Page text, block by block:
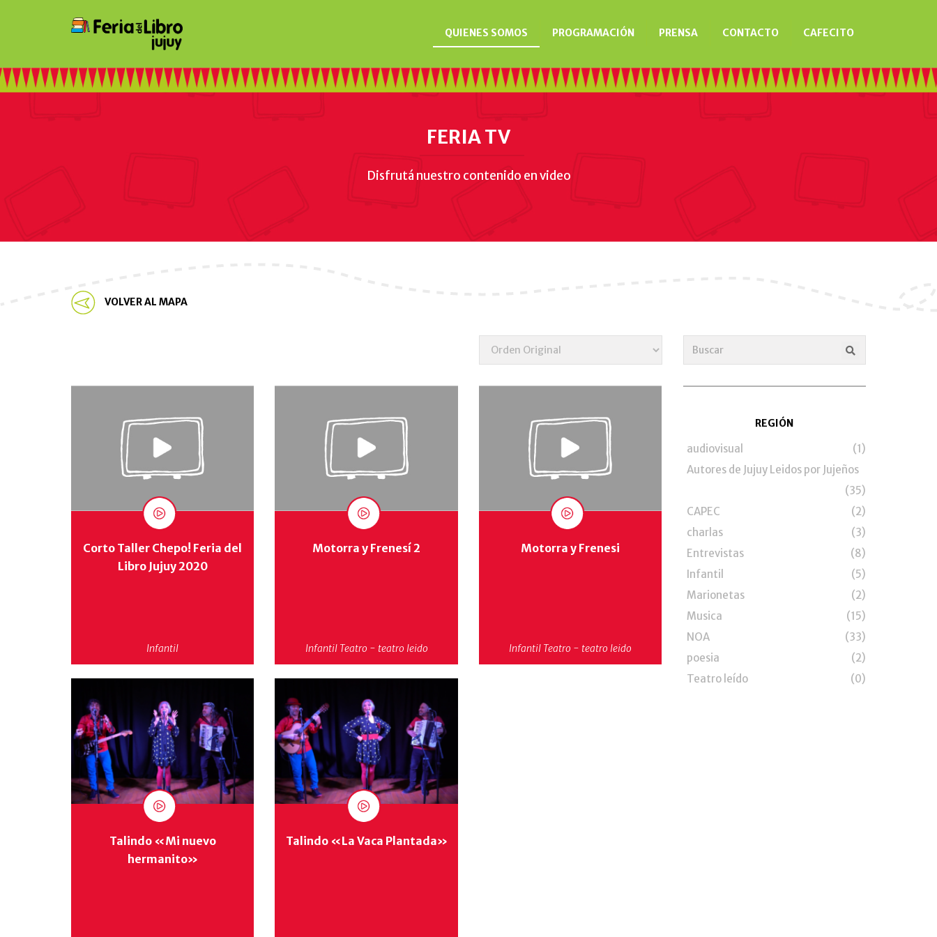
QUIENES SOMOS PROGRAMACIÓN PRENSA CONTACTO CAFECITO
FERIA TV
Disfrutá nuestro contenido en video
VOLVER AL MAPA
REGIÓN
audiovisual
(1)
Autores de Jujuy Leidos por Jujeños
(35)
CAPEC
(2)
charlas
(3)
Entrevistas
(8)
Infantil
(5)
Marionetas
(2)
Musica
(15)
NOA
(33)
poesia
(2)
Teatro leído
(0)
Corto Taller Chepo! Feria del
Libro Jujuy 2020
Infantil
Motorra y Frenesí 2
Infantil Teatro - teatro leido
Motorra y Frenesi
Infantil Teatro - teatro leido
Talindo «Mi nuevo
hermanito»
Talindo «La Vaca Plantada»